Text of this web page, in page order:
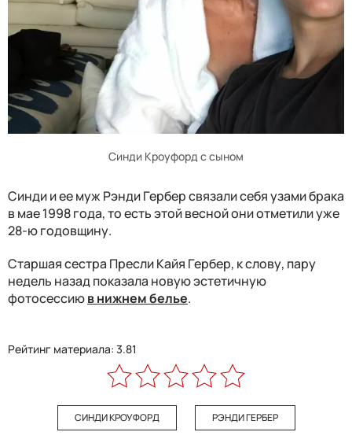
Синди Кроуфорд с сыном
Синди и ее муж Рэнди Гербер связали себя узами брака
в мае 1998 года, то есть этой весной они отметили уже
28-ю годовщину.
Старшая сестра Пресли Кайя Гербер, к слову, пару
недель назад показала новую эстетичную
фотосессиюв нижнем белье.
Рейтинг материала: 3.81
СИНДИ КРОУФОРД РЭНДИ ГЕРБЕР